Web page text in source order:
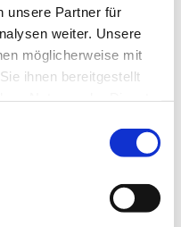
unsere Partner für
weiter. Unsere
möglicherweise mit
ihnen bereitgestellt